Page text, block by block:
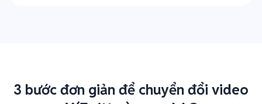
3 bước đơn giản để chuyển đổi video